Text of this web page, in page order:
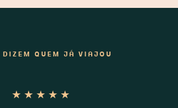
DIZEM QUEM JÁ VIAJOU
★★★★★